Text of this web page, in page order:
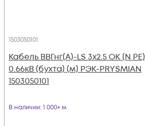
1503050101
Кабель ВВГнг(А)-LS 3х2.5 ОК (N PE)
0.66кВ (бухта) (м) РЭК-PRYSMIAN
1503050101
В наличии: 1 000+ м